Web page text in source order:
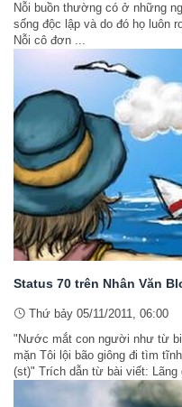
Nỗi buồn thường có ở những
sống độc lập và do đó họ luôn
Nỗi cô đơn ...
Status 70 trên Nhân Văn
Thứ bảy 05/11/2011, 06:00
"Nước mắt con người như từ
mặn Tôi lội bão giông đi tìm
(st)" Trích dẫn từ bài viết: Lãng